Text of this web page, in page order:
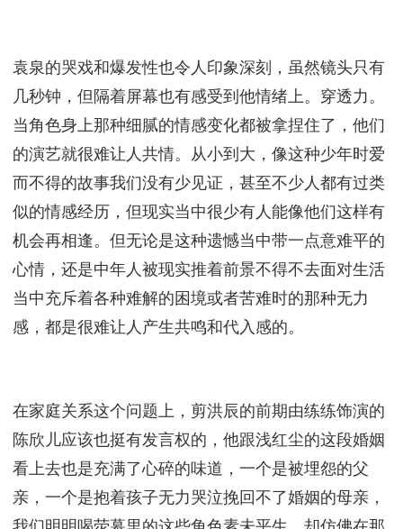
袁泉的哭戏和爆发性也令人印象深刻，虽然镜头只有
几秒钟，但隔着屏幕也有感受到他情绪上。穿透力。
当角色身上那种细腻的情感变化都被拿捏住了，他们
的演艺就很难让人共情。从小到大，像这种少年时爱
而不得的故事我们没有少见证，甚至不少人都有过类
似的情感经历，但现实当中很少有人能像他们这样有
机会再相逢。但无论是这种遗憾当中带一点意难平的
心情，还是中年人被现实推着前景不得不去面对生活
当中充斥着各种难解的困境或者苦难时的那种无力
感，都是很难让人产生共鸣和代入感的。
在家庭关系这个问题上，剪洪辰的前期由练练饰演的
陈欣儿应该也挺有发言权的，他跟浅红尘的这段婚姻
看上去也是充满了心碎的味道，一个是被埋怨的父
亲，一个是抱着孩子无力哭泣挽回不了婚姻的母亲，